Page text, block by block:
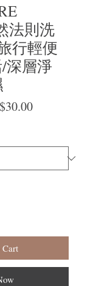
法則洗
行輕便
深層淨
PriceSale Price